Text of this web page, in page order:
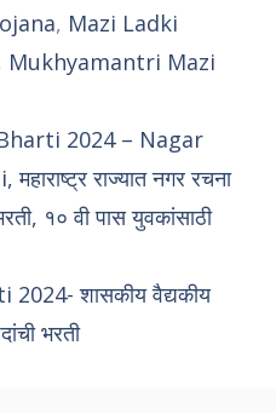
, Mazi Ladki
Mukhyamantri Mazi
2024 – Nagar
राज्यात नगर रचना
१० वी पास युवकांसाठी
शासकीय वैद्यकीय
भरती